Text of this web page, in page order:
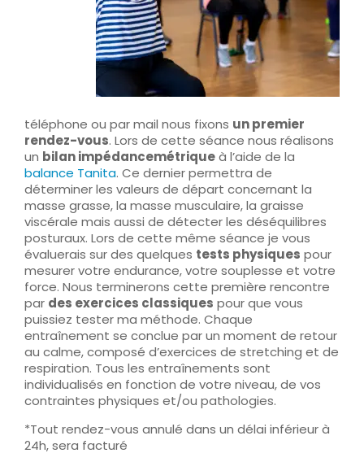
téléphone ou par mail nous fixons un premier
rendez-vous. Lors de cette séance nous réalisons
un bilan impédancemétriqueà l’aide de la
balance Tanita. Ce dernier permettra de
déterminer les valeurs de départ concernant la
masse grasse, la masse musculaire, la graisse
viscérale mais aussi de détecter les déséquilibres
posturaux. Lors de cette même séance je vous
évaluerais sur des quelques tests physiques pour
mesurer votre endurance, votre souplesse et votre
force. Nous terminerons cette première rencontre
par des exercices classiques pour que vous
puissiez tester ma méthode. Chaque
entraînement se conclue par un moment de retour
au calme, composé d’exercices de stretching et de
respiration. Tous les entraînements sont
individualisés en fonction de votre niveau, de vos
contraintes physiques et/ou pathologies.
*Tout rendez-vous annulé dans un délai inférieur à
24h, sera facturé